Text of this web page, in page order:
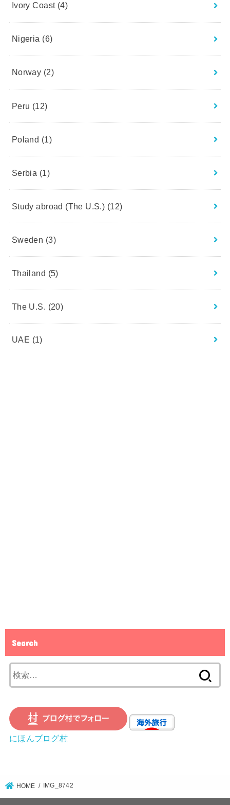
Ivory Coast (4)
Nigeria (6)
Norway (2)
Peru (12)
Poland (1)
Serbia (1)
Study abroad (The U.S.) (12)
Sweden (3)
Thailand (5)
The U.S. (20)
UAE (1)
Search
索:
にほんブログ村
HOME IMG_8742